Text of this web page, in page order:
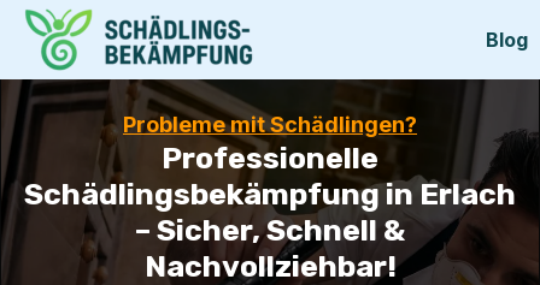
Blog
Probleme mit Schädlingen?
Professionelle
Schädlingsbekämpfung in Erlach
– Sicher, Schnell &
Nachvollziehbar!